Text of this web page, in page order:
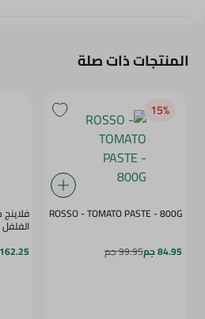
المنتجات ذات صلة
15‎%‎
ROSSO - TOMATO PASTE - 800G
84.95 جم 99.95 جم
162.25 جم